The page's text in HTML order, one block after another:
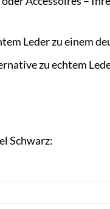
Leder zu einem
zu echtem
Schwarz: